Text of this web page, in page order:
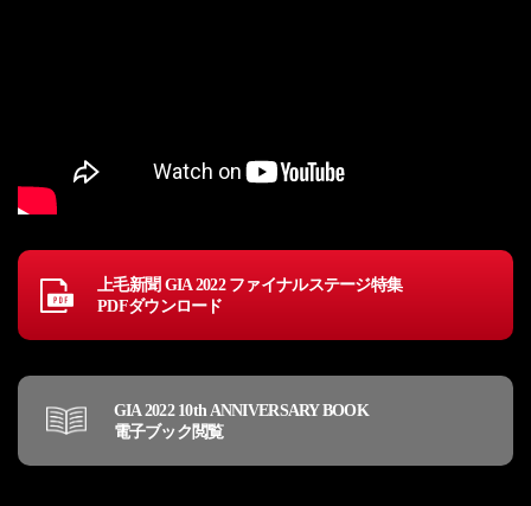
上毛新聞 GIA 2022 ファイナルステージ特集
PDFダウンロード
GIA 2022 10th ANNIVERSARY BOOK
電子ブック閲覧